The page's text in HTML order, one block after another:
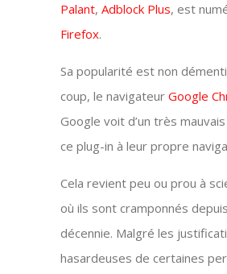
Palant, Adblock Plus, est
Firefox.
Sa popularité est non
coup, le navigateur Google
Google voit d’un très
ce plug-in à leur propre
Cela revient peu ou prou à
où ils sont cramponnés
décennie. Malgré les
hasardeuses de certaines